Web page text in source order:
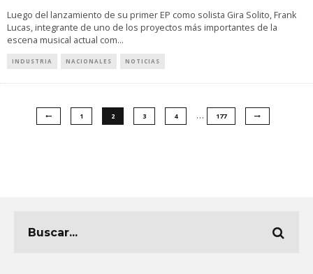
Luego del lanzamiento de su primer EP como solista Gira Solito, Frank
Lucas, integrante de uno de los proyectos más importantes de la
escena musical actual com...
INDUSTRIA NACIONALES NOTICIAS
1 2 3 4 … 177